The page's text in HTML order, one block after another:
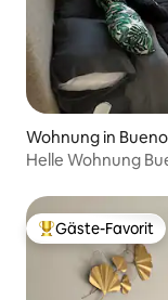
Wohnung in
Helle Wohnung
Beliebter Gäste-
Gäste-Favorit